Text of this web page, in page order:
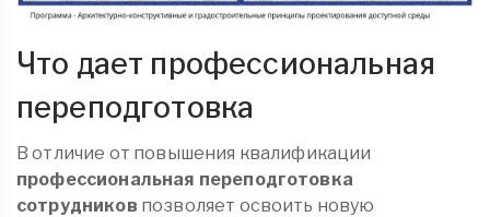
Что дает профессиональная
переподготовка
В отличие от повышения квалификации
профессиональная переподготовка
сотрудников позволяет освоить новую